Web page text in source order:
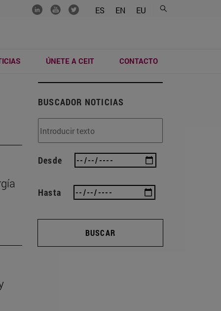
ES EN EU
....... ....... .......
ÚNETE A CEIT CONTACTO
BUSCADOR NOTICIAS
Desde
Hasta
BUSCAR